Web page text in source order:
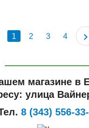
1 2 3 4
магазине в
улица
8 (343) 556-